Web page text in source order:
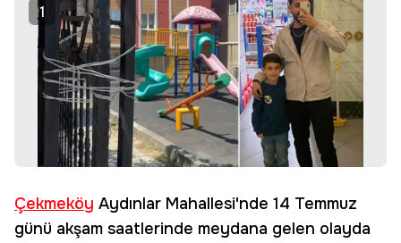
1
Çekmeköy Aydınlar Mahallesi'nde 14 Temmuz
günü akşam saatlerinde meydana gelen olayda